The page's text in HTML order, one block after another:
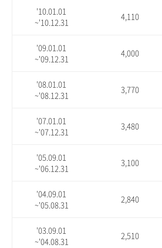
'10.01.01
~'10.12.31
4,110
'09.01.01
~'09.12.31
4,000
'08.01.01
~'08.12.31
3,770
'07.01.01
~'07.12.31
3,480
'05.09.01
~'06.12.31
3,100
'04.09.01
~'05.08.31
2,840
'03.09.01
~'04.08.31
2,510